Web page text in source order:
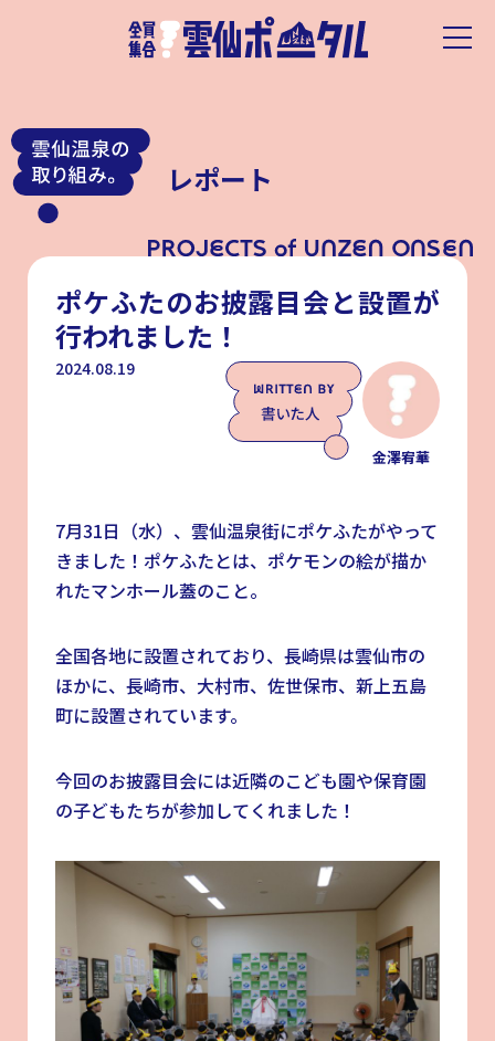
レポート
2024.08.19
ポケふたのお披露目会と設置が
行われました！
金澤宥華
7月31日（水）、雲仙温泉街にポケふたがやって
きました！ポケふたとは、ポケモンの絵が描か
れたマンホール蓋のこと。
全国各地に設置されており、長崎県は雲仙市の
ほかに、長崎市、大村市、佐世保市、新上五島
町に設置されています。
今回のお披露目会には近隣のこども園や保育園
の子どもたちが参加してくれました！